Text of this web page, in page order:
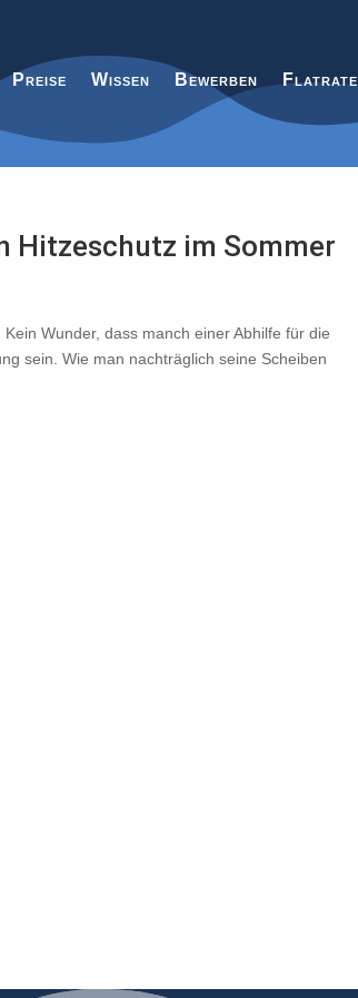
Preise Wissen Bewerben Flatrate
Hitzeschutz im Sommer
Wunder, dass manch einer Abhilfe für die
sein. Wie man nachträglich seine Scheiben